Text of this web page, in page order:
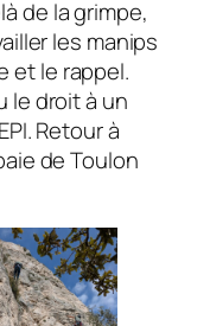
de la grimpe,
les manips
et le rappel.
le droit à un
Retour à
de Toulon